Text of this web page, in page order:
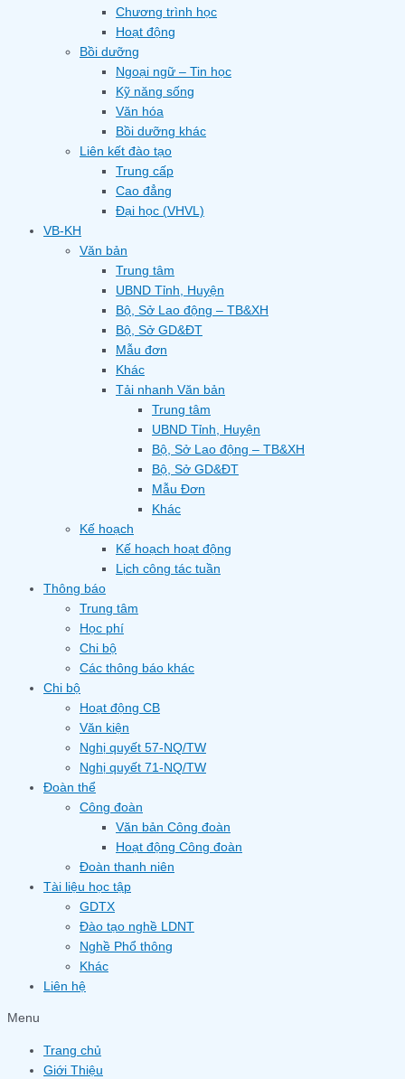
Chương trình học
Hoạt động
Bồi dưỡng
Ngoại ngữ – Tin học
Kỹ năng sống
Văn hóa
Bồi dưỡng khác
Liên kết đào tạo
Trung cấp
Cao đẳng
Đại học (VHVL)
VB-KH
Văn bản
Trung tâm
UBND Tỉnh, Huyện
Bộ, Sở Lao động – TB&XH
Bộ, Sở GD&ĐT
Mẫu đơn
Khác
Tải nhanh Văn bản
Trung tâm
UBND Tỉnh, Huyện
Bộ, Sở Lao động – TB&XH
Bộ, Sở GD&ĐT
Mẫu Đơn
Khác
Kế hoạch
Kế hoạch hoạt động
Lịch công tác tuần
Thông báo
Trung tâm
Học phí
Chi bộ
Các thông báo khác
Chi bộ
Hoạt động CB
Văn kiện
Nghị quyết 57-NQ/TW
Nghị quyết 71-NQ/TW
Đoàn thể
Công đoàn
Văn bản Công đoàn
Hoạt động Công đoàn
Đoàn thanh niên
Tài liệu học tập
GDTX
Đào tạo nghề LDNT
Nghề Phổ thông
Khác
Liên hệ
Menu
Trang chủ
Giới Thiệu